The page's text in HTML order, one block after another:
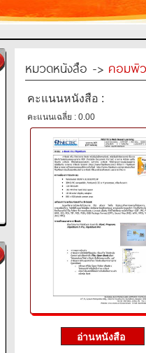
หมวดหนังสือ -> คอมพิ
คะแนนหนังสือ :
คะแนนเฉลี่ย : 0.00